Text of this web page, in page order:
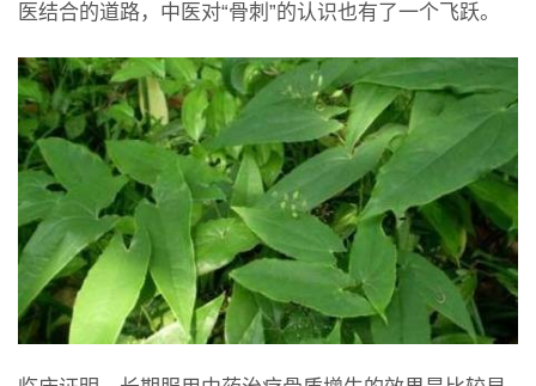
医结合的道路，中医对“骨刺”的认识也有了一个飞跃。